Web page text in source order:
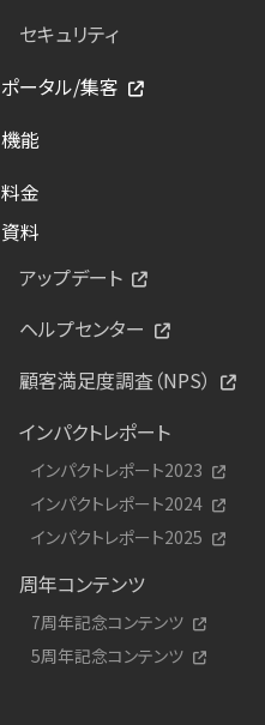
セキュリティ
ポータル/集客
機能
料金
資料
アップデート
ヘルプセンター
顧客満足度調査（NPS）
インパクトレポート
インパクトレポート2023
インパクトレポート2024
インパクトレポート2025
周年コンテンツ
7周年記念コンテンツ
5周年記念コンテンツ